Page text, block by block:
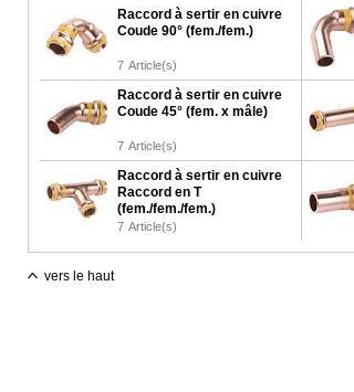
Raccord à sertir en cuivre
Coude 90° (fem./fem.)
7 Article(s)
Raccord à sertir en cuivre
Coude 45° (fem. x mâle)
7 Article(s)
Raccord à sertir en cuivre
Raccord en T
(fem./fem./fem.)
7 Article(s)
vers le haut